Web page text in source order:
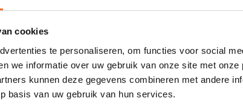
cookies
te personaliseren, om functies voor social
we informatie over uw gebruik van onze site met
kunnen deze gegevens combineren met andere
basis van uw gebruik van hun services.
Lisa's Choice
Glutenvrij
450 gram
Made
120
€3,25